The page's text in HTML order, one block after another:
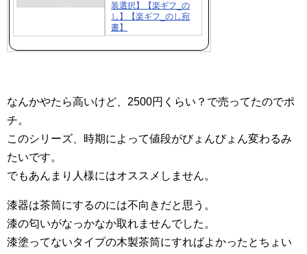
装選択】【楽ギフ_の
し】【楽ギフ_のし宛
書】
なんかやたら高いけど、2500円くらい？で売ってたのでポ
チ。
このシリーズ、時期によって値段がびょんびょん変わるみ
たいです。
でもあんまり人様にはオススメしません。
漆器は茶筒にするのには不向きだと思う。
漆の匂いがなっかなか取れませんでした。
漆塗ってないタイプの木製茶筒にすればよかったとちょい